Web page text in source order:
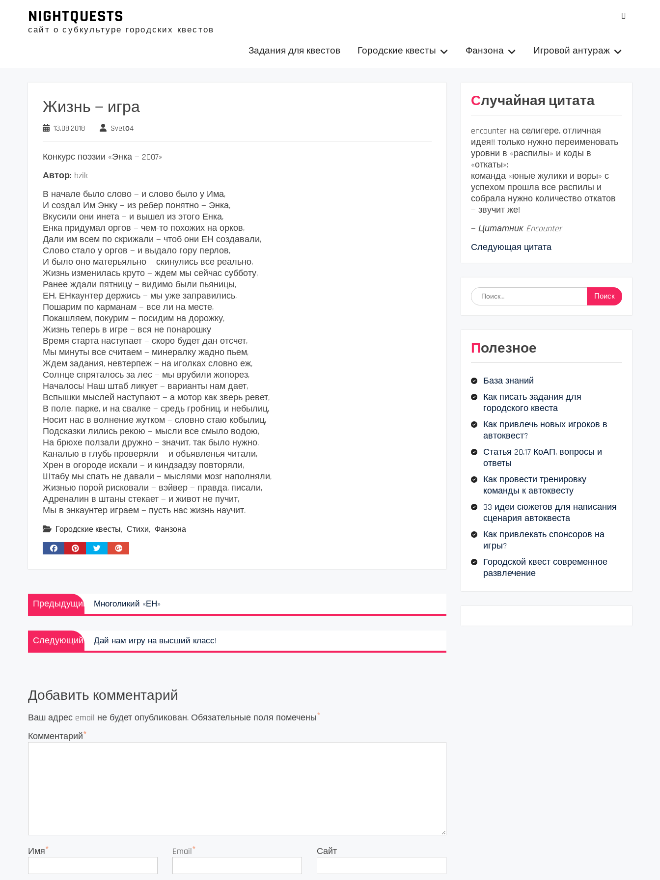
содержимому
NIGHTQUESTS
сайт о субкультуре городских квестов
Задания для квестов Городские квесты Фанзона Игровой антураж
Жизнь — игра
13.08.2018 Svetо4
Конкурс поэзии «Энка — 2007»
Автор: bzik
В начале было слово — и слово было у Има,
И создал Им Энку — из ребер понятно — Энка,
Вкусили они инета — и вышел из этого Енка,
Енка придумал оргов — чем-то похожих на орков,
Дали им всем по скрижали — чтоб они ЕН создавали,
Слово стало у оргов — и выдало гору перлов,
И было оно матерьяльно — скинулись все реально,
Жизнь изменилась круто — ждем мы сейчас субботу,
Ранее ждали пятницу — видимо были пьяницы,
ЕН, ЕНкаунтер держись — мы уже заправились,
Пошарим по карманам — все ли на месте,
Покашляем, покурим — посидим на дорожку,
Жизнь теперь в игре — вся не понарошку
Время старта наступает — скоро будет дан отсчет,
Мы минуты все считаем — минералку жадно пьем,
Ждем задания, невтерпеж — на иголках словно еж,
Солнце спряталось за лес — мы врубили жопорез,
Началось! Наш штаб ликует — варианты нам дает,
Вспышки мыслей наступают — а мотор как зверь ревет,
В поле, парке, и на свалке — средь гробниц, и небылиц,
Носит нас в волнение жутком — словно стаю кобылиц,
Подсказки лились рекою — мысли все смыло водою,
На брюхе ползали дружно — значит, так было нужно,
Каналью в глубь проверяли — и объявленья читали,
Хрен в огороде искали — и киндзадзу повторяли,
Штабу мы спать не давали — мыслями мозг наполняли,
Жизнью порой рисковали — вэйвер — правда, писали,
Адреналин в штаны стекает — и живот не пучит,
Мы в энкаунтер играем — пусть нас жизнь научит.
Городские квесты, Стихи, Фанзона
Навигация
по
записям
Предыдущий
Предыдущая
запись:
Многоликий «ЕН»
Следующий
Следующая
запись:
Дай нам игру на высший класс!
Добавить комментарий
Ваш адрес email не будет опубликован. Обязательные поля помечены*
Комментарий*
Имя* Email* Сайт
Случайная цитата
encounter на селигере. отличная
идея!! только нужно переименовать
уровни в «распилы» и коды в
«откаты»:
команда «юные жулики и воры» с
успехом прошла все распилы и
собрала нужно количество откатов
— звучит же!
— Цитатник Encounter
Следующая цитата
Найти:
Полезное
База знаний
Как писать задания для
городского квеста
Как привлечь новых игроков в
автоквест?
Статья 20.17 КоАП, вопросы и
ответы
Как провести тренировку
команды к автоквесту
33 идеи сюжетов для написания
сценария автоквеста
Как привлекать спонсоров на
игры?
Городской квест современное
развлечение